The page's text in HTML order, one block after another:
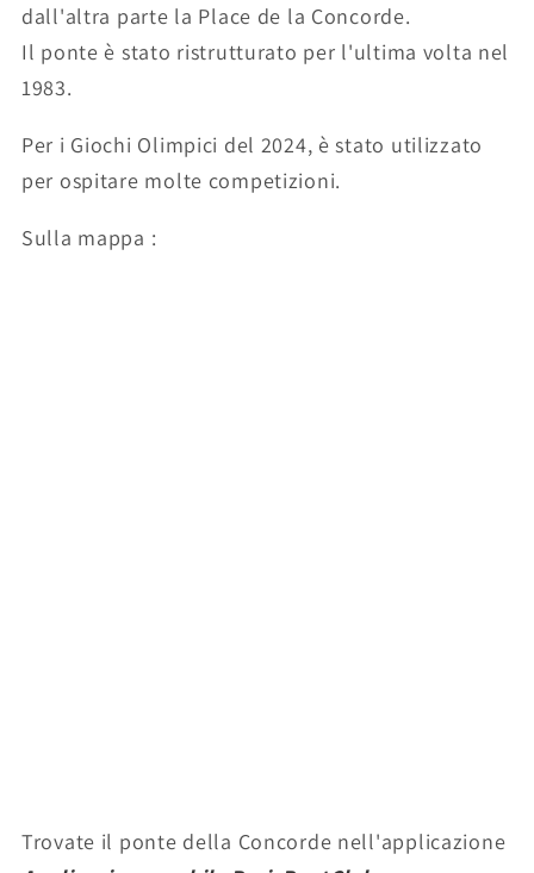
dall'altra parte la Place de la Concorde.
Il ponte è stato ristrutturato per l'ultima volta nel
1983.
Per i Giochi Olimpici del 2024, è stato utilizzato
per ospitare molte competizioni.
Sulla mappa :
Trovate il ponte della Concorde nell'applicazione